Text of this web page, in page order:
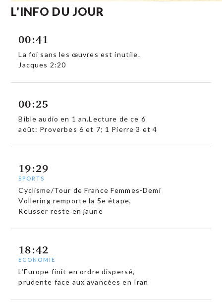
L'INFO DU JOUR
00:41
La foi sans les œuvres est inutile.
Jacques 2:20
00:25
Bible audio en 1 an.Lecture de ce 6
août: Proverbes 6 et 7; 1 Pierre 3 et 4
19:29
SPORTS
Cyclisme/Tour de France Femmes-Demi
Vollering remporte la 5e étape,
Reusser reste en jaune
18:42
ECONOMIE
L’Europe finit en ordre dispersé,
prudente face aux avancées en Iran